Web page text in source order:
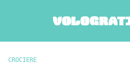
CROCIERE